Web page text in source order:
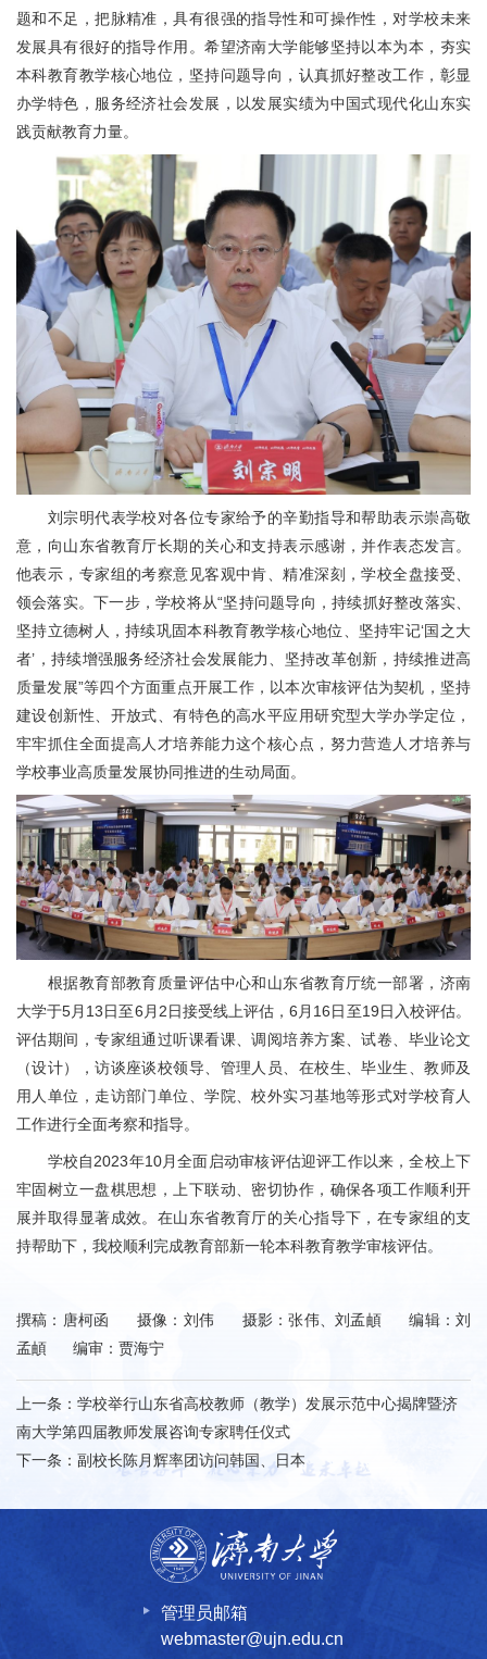
题和不足，把脉精准，具有很强的指导性和可操作性，对学校未来
发展具有很好的指导作用。希望济南大学能够坚持以本为本，夯实
本科教育教学核心地位，坚持问题导向，认真抓好整改工作，彰显
办学特色，服务经济社会发展，以发展实绩为中国式现代化山东实
践贡献教育力量。
刘宗明代表学校对各位专家给予的辛勤指导和帮助表示崇高敬
意，向山东省教育厅长期的关心和支持表示感谢，并作表态发言。
他表示，专家组的考察意见客观中肯、精准深刻，学校全盘接受、
领会落实。下一步，学校将从“坚持问题导向，持续抓好整改落实、
坚持立德树人，持续巩固本科教育教学核心地位、坚持牢记‘国之大
者’，持续增强服务经济社会发展能力、坚持改革创新，持续推进高
质量发展”等四个方面重点开展工作，以本次审核评估为契机，坚持
建设创新性、开放式、有特色的高水平应用研究型大学办学定位，
牢牢抓住全面提高人才培养能力这个核心点，努力营造人才培养与
学校事业高质量发展协同推进的生动局面。
根据教育部教育质量评估中心和山东省教育厅统一部署，济南
大学于5月13日至6月2日接受线上评估，6月16日至19日入校评估。
评估期间，专家组通过听课看课、调阅培养方案、试卷、毕业论文
（设计），访谈座谈校领导、管理人员、在校生、毕业生、教师及
用人单位，走访部门单位、学院、校外实习基地等形式对学校育人
工作进行全面考察和指导。
学校自2023年10月全面启动审核评估迎评工作以来，全校上下
牢固树立一盘棋思想，上下联动、密切协作，确保各项工作顺利开
展并取得显著成效。在山东省教育厅的关心指导下，在专家组的支
持帮助下，我校顺利完成教育部新一轮本科教育教学审核评估。
撰稿：唐柯函 摄像：刘伟 摄影：张伟、刘孟頔 编辑：刘
孟頔 编审：贾海宁
上一条： 学校举行山东省高校教师（教学）发展示范中心揭牌暨济
南大学第四届教师发展咨询专家聘任仪式
下一条： 副校长陈月辉率团访问韩国、日本
管理员邮箱
webmaster@ujn.edu.cn